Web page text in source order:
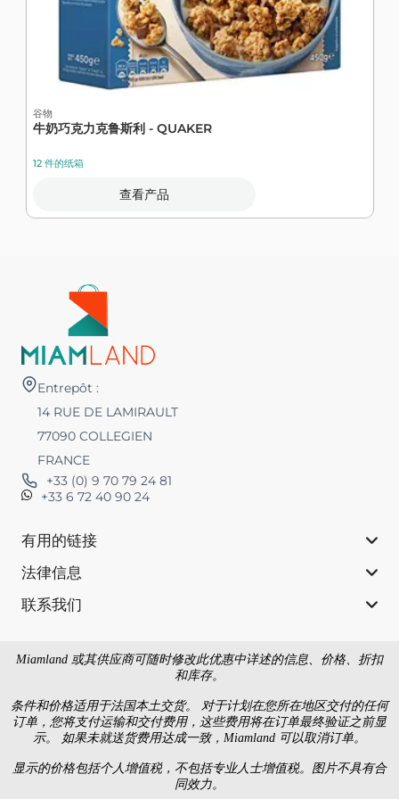
谷物
牛奶巧克力克鲁斯利 - QUAKER
12 件的纸箱
查看产品
Entrepôt :
14 RUE DE LAMIRAULT
77090 COLLEGIEN
FRANCE
+33 (0) 9 70 79 24 81
+33 6 72 40 90 24
有用的链接
法律信息
联系我们
Miamland 或其供应商可随时修改此优惠中详述的信息、价格、折扣
和库存。
条件和价格适用于法国本土交货。 对于计划在您所在地区交付的任何
订单，您将支付运输和交付费用，这些费用将在订单最终验证之前显
示。 如果未就送货费用达成一致，Miamland 可以取消订单。
显示的价格包括个人增值税，不包括专业人士增值税。图片不具有合
同效力。